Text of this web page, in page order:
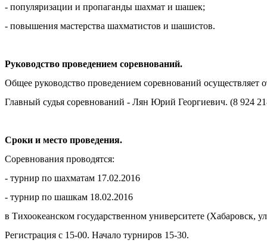
- популяризации и пропаганды шахмат и шашек;
- повышения мастерства шахматистов и шашистов.
Руководство проведением соревнований.
Общее руководство проведением соревнований
Главный судья соревнований - Лян Юрий Георгиевич. (8 924
Сроки и место проведения.
Соревнования проводятся:
- турнир по шахматам 17.02.2016
- турнир по шашкам 18.02.2016
в Тихоокеанском государственном университете (Хабаровск,
Регистрация с 15-00. Начало турниров 15-30.